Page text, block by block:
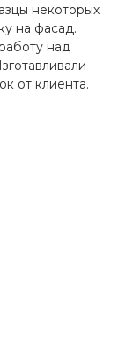
некоторых
на фасад.
над
от клиента.